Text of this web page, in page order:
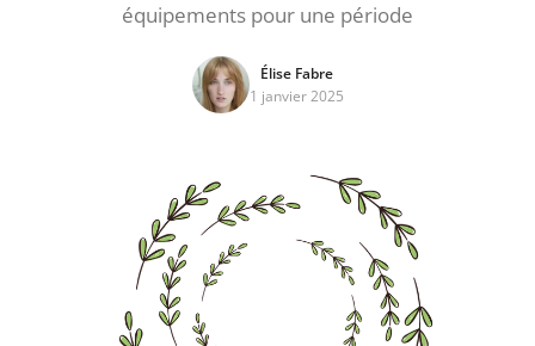
équipements pour une période
Élise Fabre
1 janvier 2025